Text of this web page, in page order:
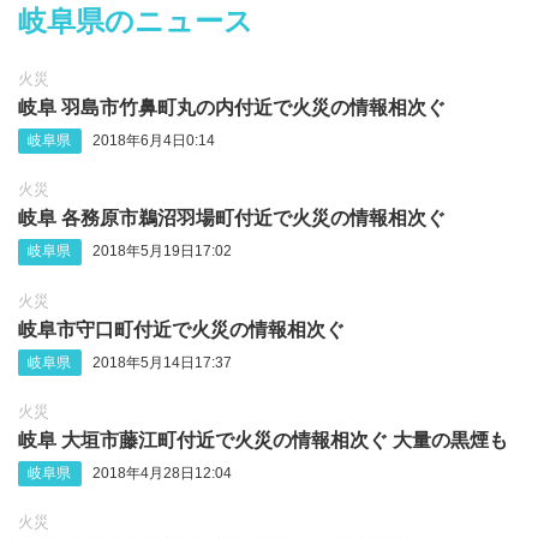
岐阜県のニュース
火災
岐阜 羽島市竹鼻町丸の内付近で火災の情報相次ぐ
岐阜県 2018年6月4日0:14
火災
岐阜 各務原市鵜沼羽場町付近で火災の情報相次ぐ
岐阜県 2018年5月19日17:02
火災
岐阜市守口町付近で火災の情報相次ぐ
岐阜県 2018年5月14日17:37
火災
岐阜 大垣市藤江町付近で火災の情報相次ぐ 大量の黒煙も
岐阜県 2018年4月28日12:04
火災